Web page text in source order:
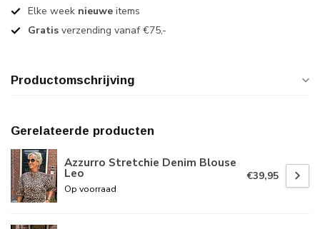
Elke week nieuwe items
Gratis verzending vanaf €75,-
Productomschrijving
Gerelateerde producten
Azzurro Stretchie Denim Blouse
Leo
Op voorraad
€39,95